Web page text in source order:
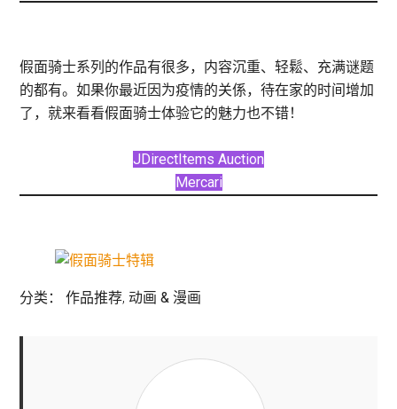
假面骑士系列的作品有很多，内容沉重、轻鬆、充满谜题
的都有。如果你最近因为疫情的关係，待在家的时间增加
了，就来看看假面骑士体验它的魅力也不错！
JDirectItems Auction
Mercari
分类：作品推荐,动画 & 漫画